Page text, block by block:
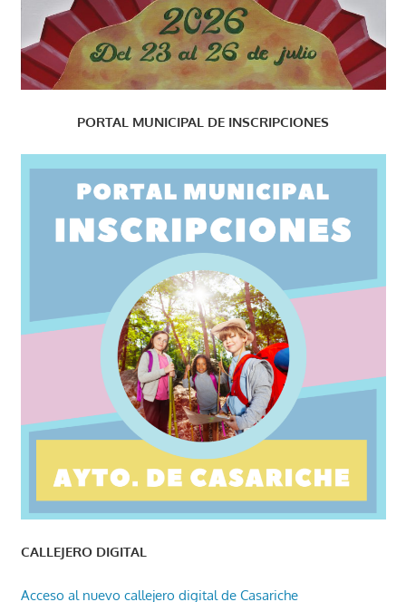
PORTAL MUNICIPAL DE INSCRIPCIONES
CALLEJERO DIGITAL
Acceso al nuevo callejero digital de Casariche